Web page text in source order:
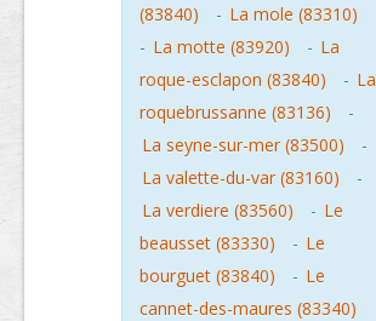
(83840)
- La mole (83310)
- La motte (83920) - La
roque-esclapon (83840)
- La
roquebrussanne (83136)
-
La seyne-sur-mer (83500)
-
La valette-du-var (83160)
-
La verdiere (83560)
- Le
beausset (83330)
- Le
bourguet (83840)
- Le
cannet-des-maures (83340)